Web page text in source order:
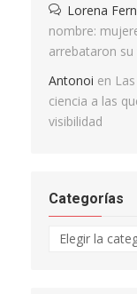
Lorena
nombre:
arrebataron su
Antonoi en
ciencia a las
visibilidad
Categorías
Categorías